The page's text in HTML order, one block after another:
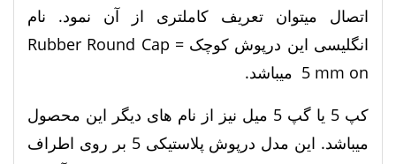
اتصال میتوان تعریف کاملتری از آن نمود. نام
انگلیسی این درپوش کوچک = Rubber Round Cap
5 mm on میباشد.
کپ 5 یا گپ 5 میل نیز از نام های دیگر این محصول
میباشد. این مدل درپوش پلاستیکی 5 بر روی اطراف